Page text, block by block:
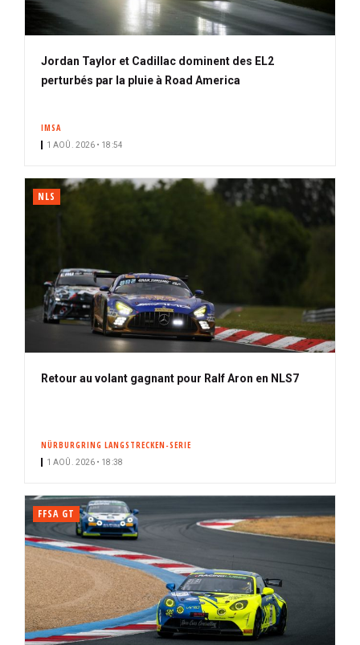
Jordan Taylor et Cadillac dominent des EL2
perturbés par la pluie à Road America
IMSA
1 AOÛ. 2026 • 18:54
NLS
Retour au volant gagnant pour Ralf Aron en NLS7
NÜRBURGRING LANGSTRECKEN-SERIE
1 AOÛ. 2026 • 18:38
FFSA GT